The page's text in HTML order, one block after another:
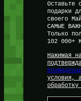
Оставьте
подарки
своего
САМЫЕ
Только
102 000+
Нажимая
условия,